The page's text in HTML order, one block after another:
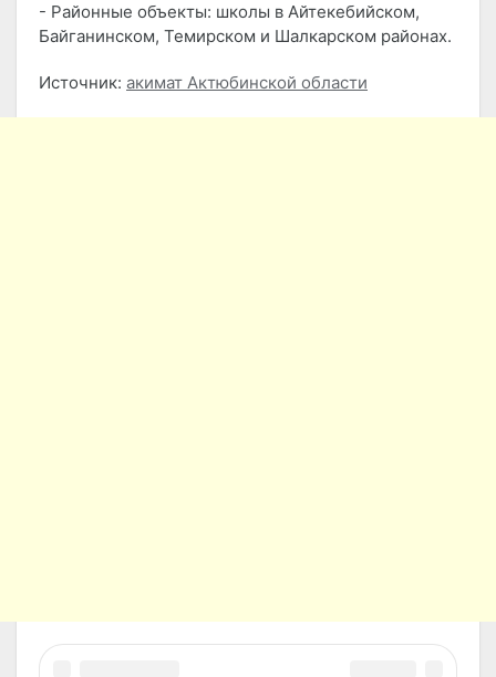
- Районные объекты: школы в Айтекебийском,
Байганинском, Темирском и Шалкарском районах.
Источник: акимат Актюбинской области